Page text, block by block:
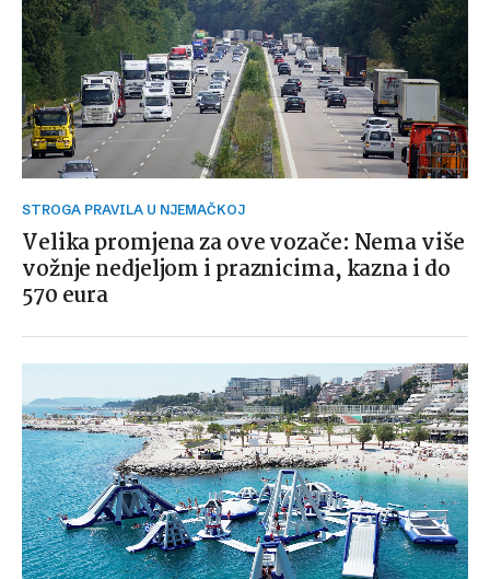
STROGA PRAVILA U NJEMAČKOJ
Velika promjena za ove vozače: Nema više
vožnje nedjeljom i praznicima, kazna i do
570 eura